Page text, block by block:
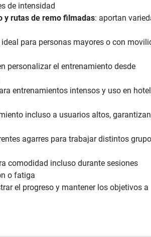
de intensidad
y rutas de remo filmadas: aportan
para personas mayores o con
personalizar el entrenamiento desde
entrenamientos intensos y uso en
incluso a usuarios altos,
agarres para trabajar distintos
comodidad incluso durante sesiones
o fatiga
el progreso y mantener los objetivos a